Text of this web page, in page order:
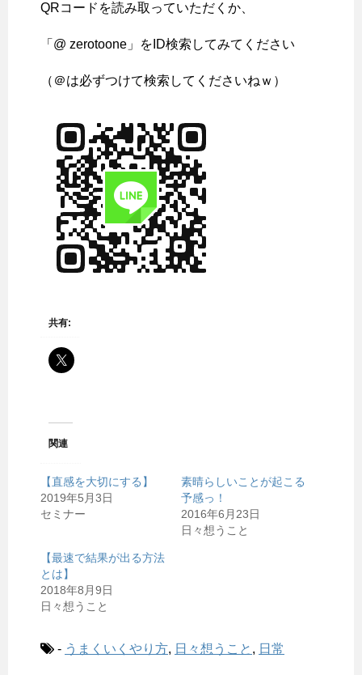
QRコードを読み取っていただくか、
「@ zerotoone」をID検索してみてください
（＠は必ずつけて検索してくださいねｗ）
共有:
関連
【直感を大切にする】
2019年5月3日
セミナー
素晴らしいことが起こる
予感っ！
2016年6月23日
日々想うこと
【最速で結果が出る方法
とは】
2018年8月9日
日々想うこと
- うまくいくやり方, 日々想うこと , 日常